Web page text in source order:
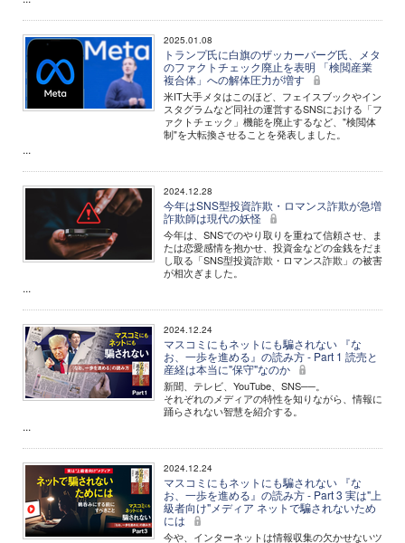
2025.01.08
トランプ氏に白旗のザッカーバーグ氏、メタ
のファクトチェック廃止を表明 「検閲産業
複合体」への解体圧力が増す
米IT大手メタはこのほど、フェイスブックやイン
スタグラムなど同社の運営するSNSにおける「フ
ァクトチェック」機能を廃止するなど、"検閲体
制"を大転換させることを発表しました。
...
2024.12.28
今年はSNS型投資詐欺・ロマンス詐欺が急増
詐欺師は現代の妖怪
今年は、SNSでのやり取りを重ねて信頼させ、ま
たは恋愛感情を抱かせ、投資金などの金銭をだま
し取る「SNS型投資詐欺・ロマンス詐欺」の被害
が相次ぎました。
...
2024.12.24
マスコミにもネットにも騙されない 『な
お、一歩を進める』の読み方 - Part 1 読売と
産経は本当に"保守"なのか
新聞、テレビ、YouTube、SNS──。
それぞれのメディアの特性を知りながら、情報に
踊らされない智慧を紹介する。
...
2024.12.24
マスコミにもネットにも騙されない 『な
お、一歩を進める』の読み方 - Part 3 実は"上
級者向け"メディア ネットで騙されないため
には
今や、インターネットは情報収集の欠かせないツ